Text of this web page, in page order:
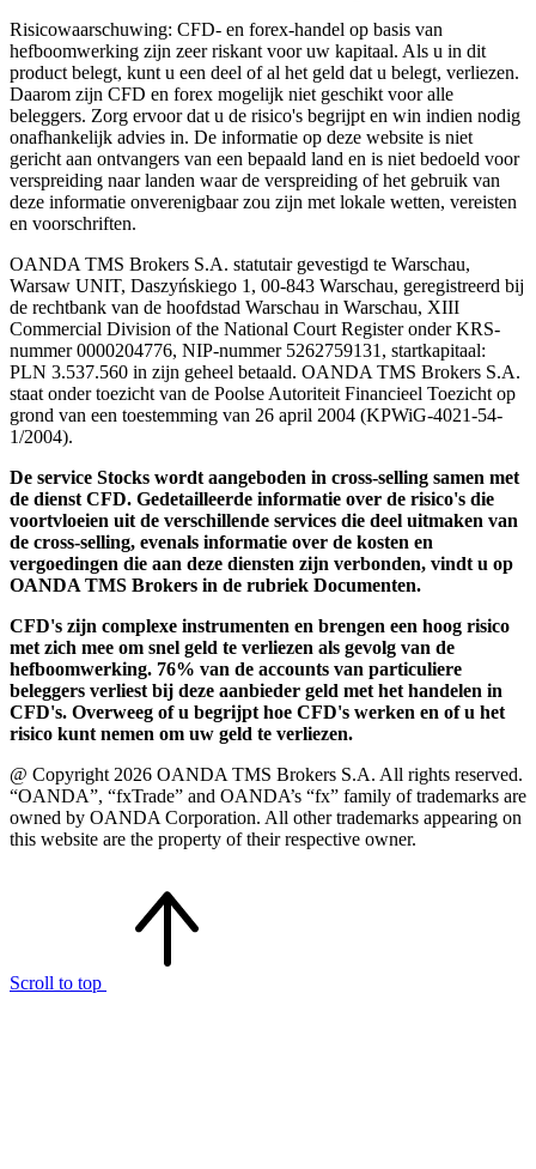
Risicowaarschuwing: CFD- en forex-handel op basis van
hefboomwerking zijn zeer riskant voor uw kapitaal. Als u in dit
product belegt, kunt u een deel of al het geld dat u belegt, verliezen.
Daarom zijn CFD en forex mogelijk niet geschikt voor alle
beleggers. Zorg ervoor dat u de risico's begrijpt en win indien nodig
onafhankelijk advies in. De informatie op deze website is niet
gericht aan ontvangers van een bepaald land en is niet bedoeld voor
verspreiding naar landen waar de verspreiding of het gebruik van
deze informatie onverenigbaar zou zijn met lokale wetten, vereisten
en voorschriften.
OANDA TMS Brokers S.A. statutair gevestigd te Warschau,
Warsaw UNIT, Daszyńskiego 1, 00-843 Warschau, geregistreerd bij
de rechtbank van de hoofdstad Warschau in Warschau, XIII
Commercial Division of the National Court Register onder KRS-
nummer 0000204776, NIP-nummer 5262759131, startkapitaal:
PLN 3.537.560 in zijn geheel betaald. OANDA TMS Brokers S.A.
staat onder toezicht van de Poolse Autoriteit Financieel Toezicht op
grond van een toestemming van 26 april 2004 (KPWiG-4021-54-
1/2004).
De service Stocks wordt aangeboden in cross-selling samen met
de dienst CFD. Gedetailleerde informatie over de risico's die
voortvloeien uit de verschillende services die deel uitmaken van
de cross-selling, evenals informatie over de kosten en
vergoedingen die aan deze diensten zijn verbonden, vindt u op
OANDA TMS Brokers in de rubriek Documenten.
CFD's zijn complexe instrumenten en brengen een hoog risico
met zich mee om snel geld te verliezen als gevolg van de
hefboomwerking. 76% van de accounts van particuliere
beleggers verliest bij deze aanbieder geld met het handelen in
CFD's. Overweeg of u begrijpt hoe CFD's werken en of u het
risico kunt nemen om uw geld te verliezen.
@ Copyright 2026 OANDA TMS Brokers S.A. All rights reserved.
“OANDA”, “fxTrade” and OANDA’s “fx” family of trademarks are
owned by OANDA Corporation. All other trademarks appearing on
this website are the property of their respective owner.
Scroll to top